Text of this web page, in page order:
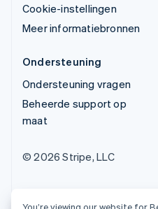
Cookie-instellingen
Meer informatiebronnen
Ondersteuning
Ondersteuning vragen
Beheerde support op
maat
© 2026 Stripe, LLC
You’re viewing our website for